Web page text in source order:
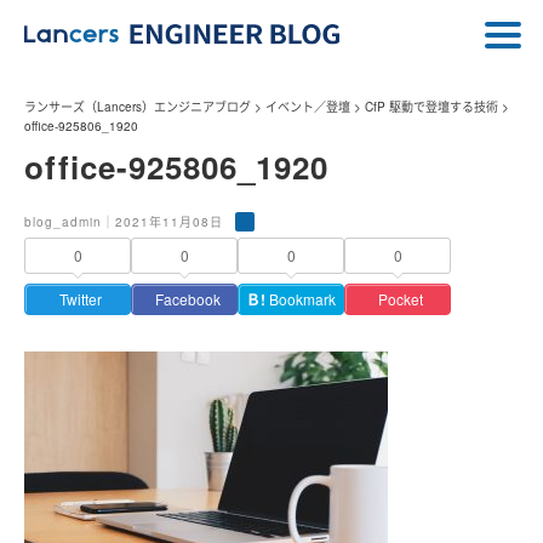
ランサーズ（Lancers）エンジニアブログ > イベント／登壇 > CfP 駆動で登壇する技術 >
office-925806_1920
office-925806_1920
blog_admin｜2021年11月08日
0
Twitter
0
Facebook
0
Ｂ! Bookmark
0
Pocket